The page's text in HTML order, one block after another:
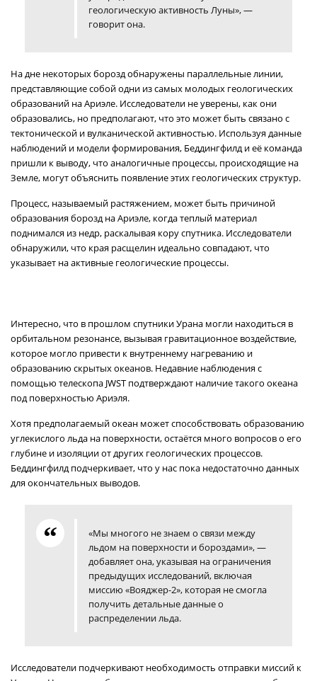
геологическую активность Луны», —
говорит она.
На дне некоторых борозд обнаружены параллельные линии,
представляющие собой одни из самых молодых геологических
образований на Ариэле. Исследователи не уверены, как они
образовались, но предполагают, что это может быть связано с
тектонической и вулканической активностью. Используя данные
наблюдений и модели формирования, Беддингфилд и её команда
пришли к выводу, что аналогичные процессы, происходящие на
Земле, могут объяснить появление этих геологических структур.
Процесс, называемый растяжением, может быть причиной
образования борозд на Ариэле, когда теплый материал
поднимался из недр, раскалывая кору спутника. Исследователи
обнаружили, что края расщелин идеально совпадают, что
указывает на активные геологические процессы.
Интересно, что в прошлом спутники Урана могли находиться в
орбитальном резонансе, вызывая гравитационное воздействие,
которое могло привести к внутреннему нагреванию и
образованию скрытых океанов. Недавние наблюдения с
помощью телескопа JWST подтверждают наличие такого океана
под поверхностью Ариэля.
Хотя предполагаемый океан может способствовать образованию
углекислого льда на поверхности, остаётся много вопросов о его
глубине и изоляции от других геологических процессов.
Беддингфилд подчеркивает, что у нас пока недостаточно данных
для окончательных выводов.
«Мы многого не знаем о связи между
льдом на поверхности и бороздами», —
добавляет она, указывая на ограничения
предыдущих исследований, включая
миссию «Вояджер-2», которая не смогла
получить детальные данные о
распределении льда.
Исследователи подчеркивают необходимость отправки миссий к